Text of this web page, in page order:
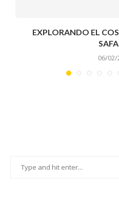
EXPLORANDO EL
06/02/